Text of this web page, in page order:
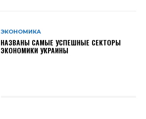
ЭКОНОМИКА
НАЗВАНЫ САМЫЕ УСПЕШНЫЕ СЕКТОРЫ
ЭКОНОМИКИ УКРАИНЫ